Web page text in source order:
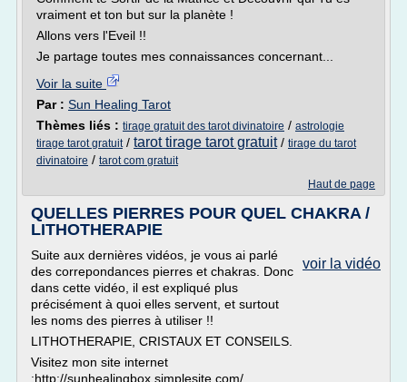
vraiment et ton but sur la planète !
Allons vers l'Eveil !!
Je partage toutes mes connaissances concernant...
Voir la suite
Par : Sun Healing Tarot
Thèmes liés : tirage gratuit des tarot divinatoire / astrologie
tirage tarot gratuit/ tarot tirage tarot gratuit/ tirage du tarot
divinatoire / tarot com gratuit
Haut de page
QUELLES PIERRES POUR QUEL CHAKRA /
LITHOTHERAPIE
voir la vidéo
Suite aux dernières vidéos, je vous ai parlé
des correpondances pierres et chakras. Donc
dans cette vidéo, il est expliqué plus
précisément à quoi elles servent, et surtout
les noms des pierres à utiliser !!
LITHOTHERAPIE, CRISTAUX ET CONSEILS.
Visitez mon site internet
:http://sunhealingbox.simplesite.com/